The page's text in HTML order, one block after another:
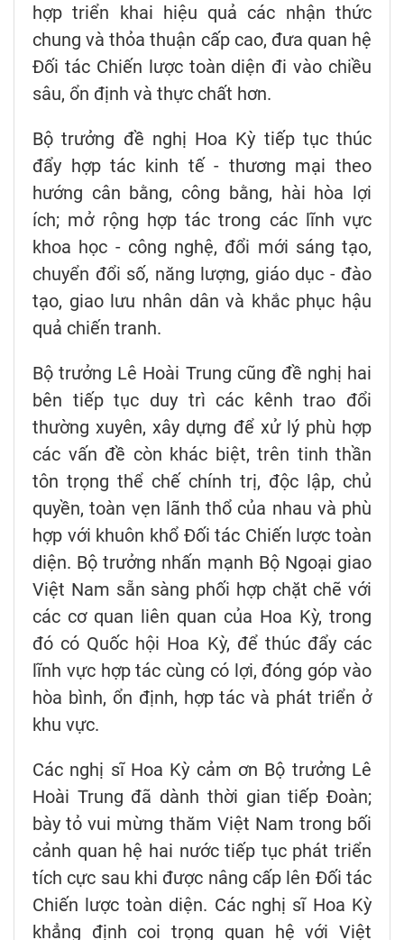
hợp triển khai hiệu quả các nhận thức
chung và thỏa thuận cấp cao, đưa quan hệ
Đối tác Chiến lược toàn diện đi vào chiều
sâu, ổn định và thực chất hơn.
Bộ trưởng đề nghị Hoa Kỳ tiếp tục thúc
đẩy hợp tác kinh tế - thương mại theo
hướng cân bằng, công bằng, hài hòa lợi
ích; mở rộng hợp tác trong các lĩnh vực
khoa học - công nghệ, đổi mới sáng tạo,
chuyển đổi số, năng lượng, giáo dục - đào
tạo, giao lưu nhân dân và khắc phục hậu
quả chiến tranh.
Bộ trưởng Lê Hoài Trung cũng đề nghị hai
bên tiếp tục duy trì các kênh trao đổi
thường xuyên, xây dựng để xử lý phù hợp
các vấn đề còn khác biệt, trên tinh thần
tôn trọng thể chế chính trị, độc lập, chủ
quyền, toàn vẹn lãnh thổ của nhau và phù
hợp với khuôn khổ Đối tác Chiến lược toàn
diện. Bộ trưởng nhấn mạnh Bộ Ngoại giao
Việt Nam sẵn sàng phối hợp chặt chẽ với
các cơ quan liên quan của Hoa Kỳ, trong
đó có Quốc hội Hoa Kỳ, để thúc đẩy các
lĩnh vực hợp tác cùng có lợi, đóng góp vào
hòa bình, ổn định, hợp tác và phát triển ở
khu vực.
Các nghị sĩ Hoa Kỳ cảm ơn Bộ trưởng Lê
Hoài Trung đã dành thời gian tiếp Đoàn;
bày tỏ vui mừng thăm Việt Nam trong bối
cảnh quan hệ hai nước tiếp tục phát triển
tích cực sau khi được nâng cấp lên Đối tác
Chiến lược toàn diện. Các nghị sĩ Hoa Kỳ
khẳng định coi trọng quan hệ với Việt